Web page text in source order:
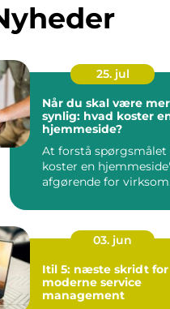
25. jul
Når du skal være
synlig: hvad koster
hjemmeside?
At forstå spørgsmålet
koster en
afgørende for
03. jun
Itil 5: næste skridt for
moderne service
management